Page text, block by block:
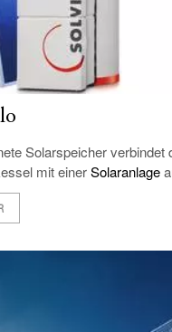
Solarspeicher verbindet
mit einerSolaranlage